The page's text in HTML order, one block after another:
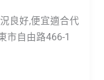
良好,便宜適合代
市自由路466-1